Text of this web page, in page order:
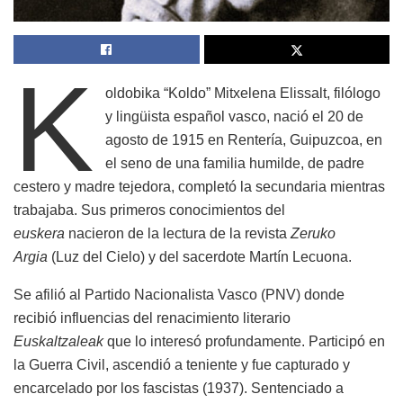
K
oldobika “Koldo” Mitxelena Elissalt, filólogo
y lingüista español vasco, nació el 20 de
agosto de 1915 en Rentería, Guipuzcoa, en
el seno de una familia humilde, de padre
cestero y madre tejedora, completó la secundaria mientras
trabajaba. Sus primeros conocimientos del
euskera nacieron de la lectura de la revista Zeruko
Argia (Luz del Cielo) y del sacerdote Martín Lecuona.
Se afilió al Partido Nacionalista Vasco (PNV) donde
recibió influencias del renacimiento literario
Euskaltzaleakque lo interesó profundamente. Participó en
la Guerra Civil, ascendió a teniente y fue capturado y
encarcelado por los fascistas (1937). Sentenciado a